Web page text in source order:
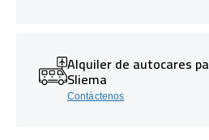
Alquiler de autocares
Sliema
Contáctenos